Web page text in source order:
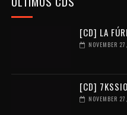
[CD] LA
NOVEMBER
[CD]
NOVEMBER